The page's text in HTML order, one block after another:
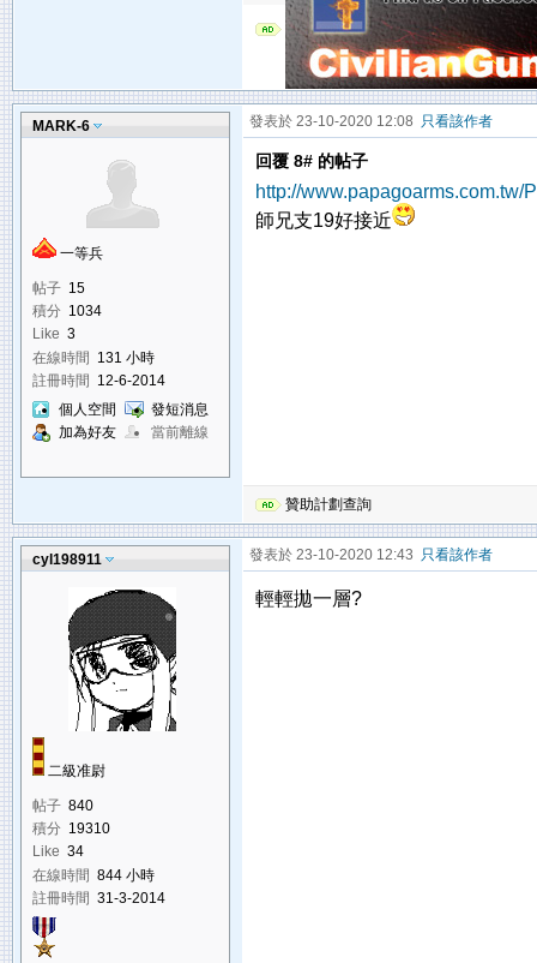
MARK-6
一等兵
帖子 15
積分 1034
Like 3
在線時間 131 小時
註冊時間 12-6-2014
個人空間
發短消息
加為好友
當前離線
發表於 23-10-2020 12:08 只看該作者
回覆 8# 的帖子
http://www.papagoarms.com.tw/
師兄支19好接近
贊助計劃查詢
cyl198911
二級准尉
帖子 840
積分 19310
Like 34
在線時間 844 小時
註冊時間 31-3-2014
發表於 23-10-2020 12:43 只看該作者
輕輕拋一層?